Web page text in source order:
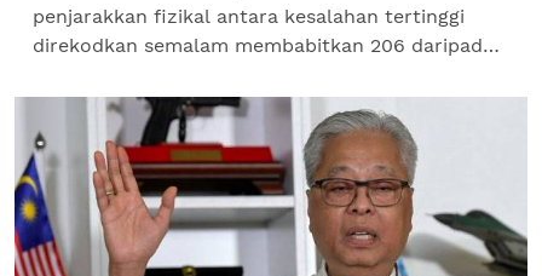
penjarakkan fizikal antara kesalahan tertinggi
direkodkan semalam membabitkan 206 daripada
kesalahan mengingkari Perintah...